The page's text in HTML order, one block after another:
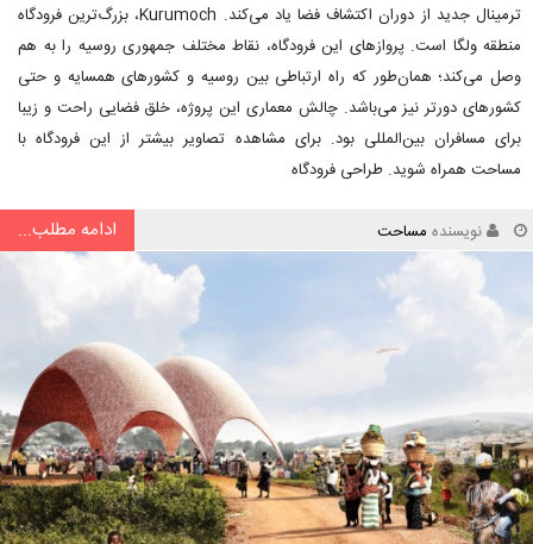
ترمینال جدید از دوران اکتشاف فضا یاد می‌کند. Kurumoch، بزرگ‌ترین فرودگاه
منطقه ولگا است. پروازهای این فرودگاه، نقاط مختلف جمهوری روسیه را به هم
وصل می‌کند؛ همان‌طور که راه ارتباطی بین روسیه و کشورهای همسایه و حتی
کشورهای دورتر نیز می‌باشد. چالش معماری این پروژه، خلق فضایی راحت و زیبا
برای مسافران بین‌المللی بود. برای مشاهده تصاویر بیشتر از این فرودگاه با
مساحت همراه شوید. طراحی فرودگاه
نویسنده مساحت ادامه مطلب...